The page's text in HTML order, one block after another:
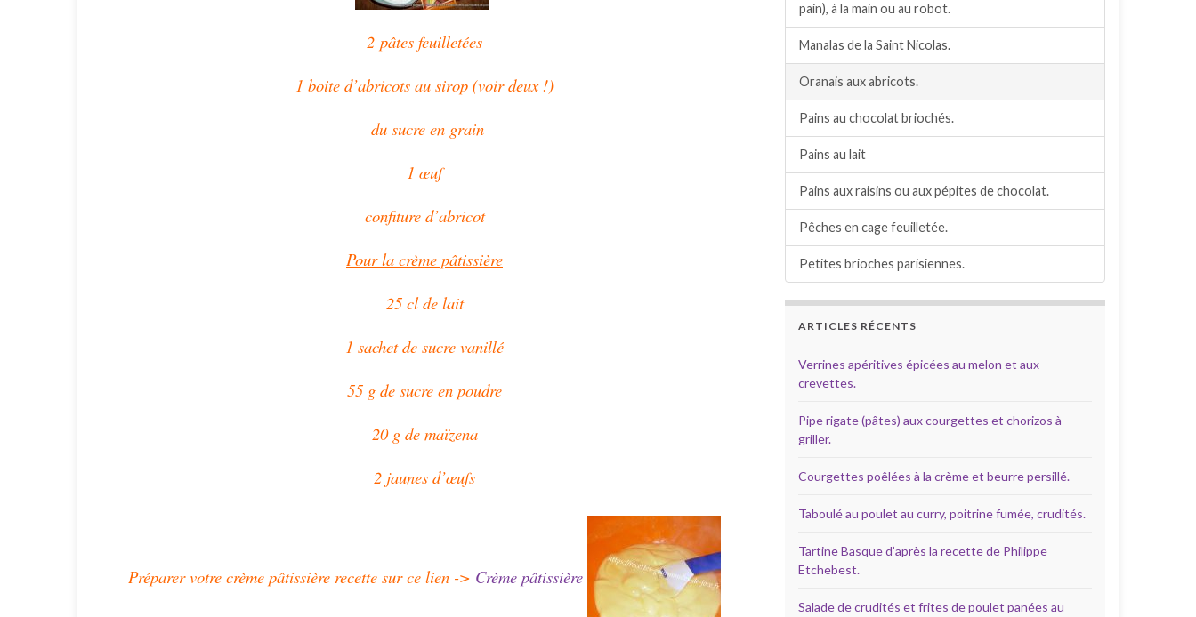
2 pâtes feuilletées
1 boite d’abricots au sirop (voir deux !)
du sucre en grain
1 œuf
confiture d’abricot
Pour la crème pâtissière
25 cl de lait
1 sachet de sucre vanillé
55 g de sucre en poudre
20 g de maïzena
2 jaunes d’œufs
Préparer votre crème pâtissière recette sur ce lien -> Crème pâtissière
pain), à la main ou au robot.
Manalas de la Saint Nicolas.
Oranais aux abricots.
Pains au chocolat briochés.
Pains au lait
Pains aux raisins ou aux pépites de chocolat.
Pêches en cage feuilletée.
Petites brioches parisiennes.
ARTICLES RÉCENTS
Verrines apéritives épicées au melon et aux
crevettes.
Pipe rigate (pâtes) aux courgettes et chorizos à
griller.
Courgettes poêlées à la crème et beurre persillé.
Taboulé au poulet au curry, poitrine fumée, crudités.
Tartine Basque d’après la recette de Philippe
Etchebest.
Salade de crudités et frites de poulet panées au